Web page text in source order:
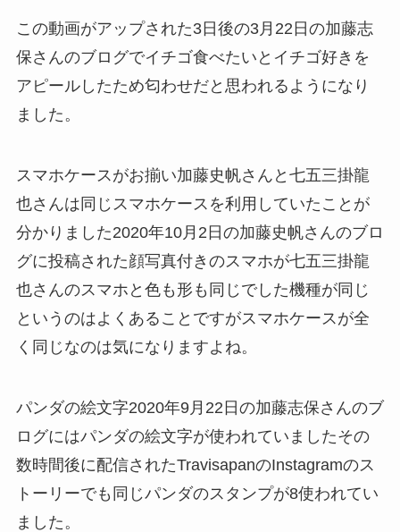
この動画がアップされた3日後の3月22日の加藤志
保さんのブログでイチゴ食べたいとイチゴ好きを
アピールしたため匂わせだと思われるようになり
ました。
スマホケースがお揃い加藤史帆さんと七五三掛龍
也さんは同じスマホケースを利用していたことが
分かりました2020年10月2日の加藤史帆さんのブロ
グに投稿された顔写真付きのスマホが七五三掛龍
也さんのスマホと色も形も同じでした機種が同じ
というのはよくあることですがスマホケースが全
く同じなのは気になりますよね。
パンダの絵文字2020年9月22日の加藤志保さんのブ
ログにはパンダの絵文字が使われていましたその
数時間後に配信されたTravisapanのInstagramのス
トーリーでも同じパンダのスタンプが8使われてい
ました。